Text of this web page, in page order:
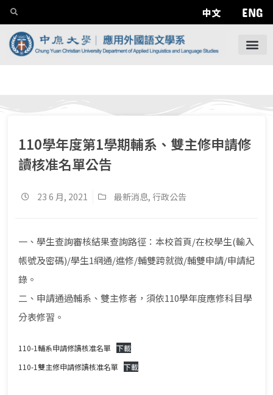
中文 ENG
110學年度第1學期輔系、雙主修申請修
讀核准名單公告
23 6 月, 2021 最新消息, 行政公告
一、學生查詢審核結果查詢路徑：本校首頁/在校學生(輸入
帳號及密碼)/學生1網通/進修/輔雙跨就微/輔雙申請/申請紀
錄。
二、申請通過輔系、雙主修者，須依110學年度應修科目學
分表修習。
110-1輔系申請修讀核准名單 下載
110-1雙主修申請修讀核准名單 下載